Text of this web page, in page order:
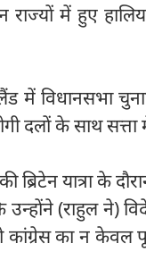
राज्यों में हुए
में विधानसभा
दलों के साथ सत्ता
ब्रिटेन यात्रा के
(राहुल ने)
कांग्रेस का न केवल